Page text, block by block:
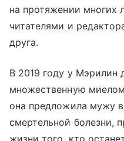
на протяжении многих
читателями и
друга.
В 2019 году у Мэрилин
множественную
она предложила мужу
смертельной болезни,